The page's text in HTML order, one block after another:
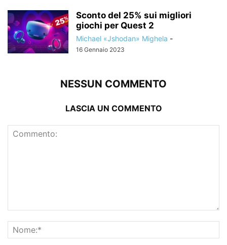
Sconto del 25% sui migliori
giochi per Quest 2
Michael «Jshodan» Mighela -
16 Gennaio 2023
NESSUN COMMENTO
LASCIA UN COMMENTO